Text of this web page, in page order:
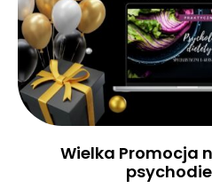
Wielka Promocja